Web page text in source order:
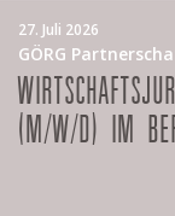
27. Juli 2026
GÖRG
(M/W/D) IM